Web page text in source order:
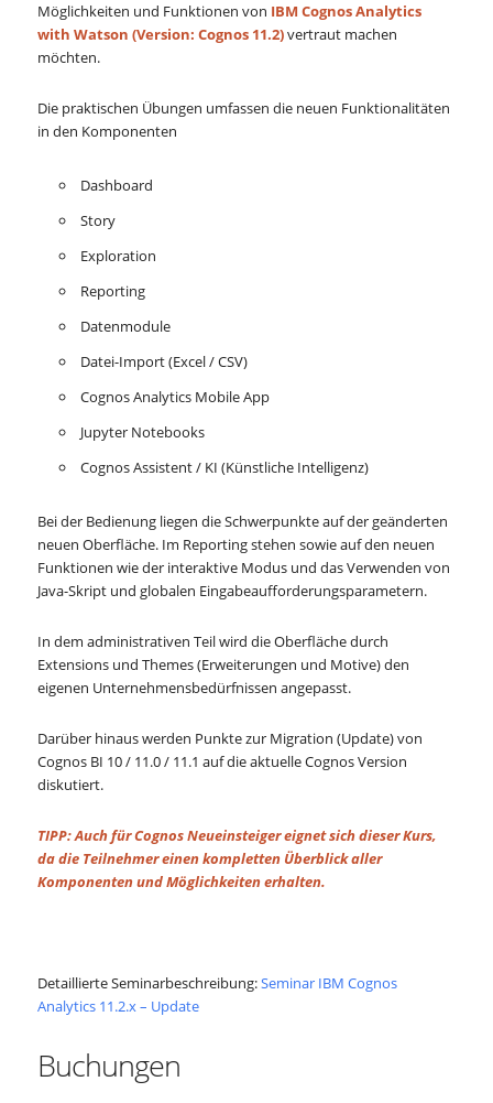
Möglichkeiten und Funktionen von IBM Cognos Analytics
with Watson (Version: Cognos 11.2)vertraut machen
möchten.
Die praktischen Übungen umfassen die neuen Funktionalitäten
in den Komponenten
Dashboard
Story
Exploration
Reporting
Datenmodule
Datei-Import (Excel / CSV)
Cognos Analytics Mobile App
Jupyter Notebooks
Cognos Assistent / KI (Künstliche Intelligenz)
Bei der Bedienung liegen die Schwerpunkte auf der geänderten
neuen Oberfläche. Im Reporting stehen sowie auf den neuen
Funktionen wie der interaktive Modus und das Verwenden von
Java-Skript und globalen Eingabeaufforderungsparametern.
In dem administrativen Teil wird die Oberfläche durch
Extensions und Themes (Erweiterungen und Motive) den
eigenen Unternehmensbedürfnissen angepasst.
Darüber hinaus werden Punkte zur Migration (Update) von
Cognos BI 10 / 11.0 / 11.1 auf die aktuelle Cognos Version
diskutiert.
TIPP: Auch für Cognos Neueinsteiger eignet sich dieser Kurs,
da die Teilnehmer einen kompletten Überblick aller
Komponenten und Möglichkeiten erhalten.
Detaillierte Seminarbeschreibung:Seminar IBM Cognos
Analytics 11.2.x – Update
Buchungen